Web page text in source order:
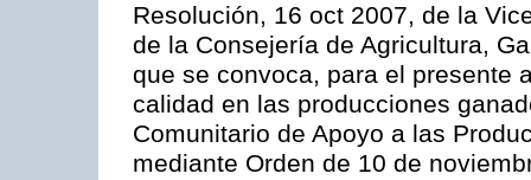
Resolución, 16 oct 2007, de la
de la Consejería de Agricultura,
que se convoca, para el presente
calidad en las producciones
Comunitario de Apoyo a las
mediante Orden de 10 de